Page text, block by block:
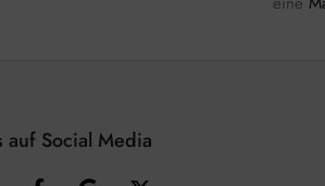
auf Social Media